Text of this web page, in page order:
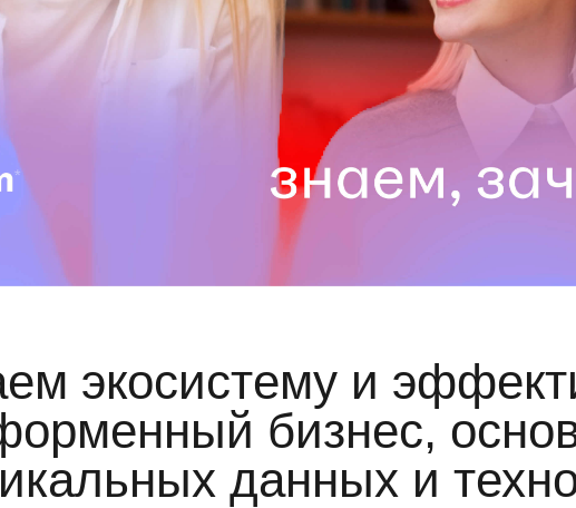
экосистему и
бизнес,
данных и